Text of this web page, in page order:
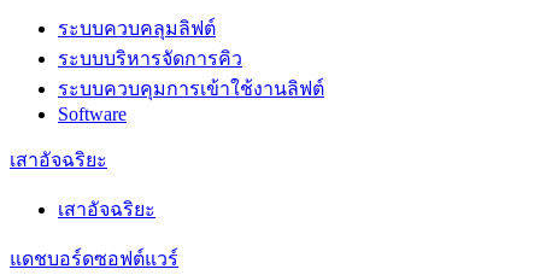
ระบบควบคลุมลิฟต์
ระบบบริหารจัดการคิว
ระบบควบคุมการเข้าใช้งานลิฟต์
Software
เสาอัจฉริยะ
เสาอัจฉริยะ
แดชบอร์ดซอฟต์แวร์